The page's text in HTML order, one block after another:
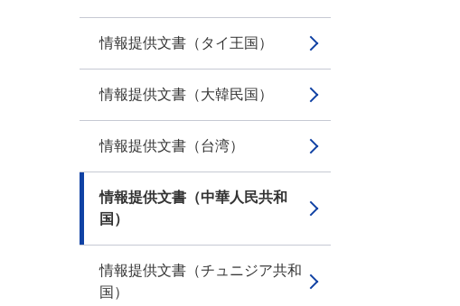
情報提供文書（タイ王国）
情報提供文書（大韓民国）
情報提供文書（台湾）
情報提供文書（中華人民共和
国）
情報提供文書（チュニジア共和
国）